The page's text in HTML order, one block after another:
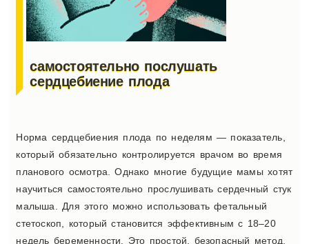
самостоятельно послушать
сердцебиение плода
Норма сердцебиения плода по неделям — показатель,
который обязательно контролируется врачом во время
планового осмотра. Однако многие будущие мамы хотят
научиться самостоятельно прослушивать сердечный стук
малыша. Для этого можно использовать фетальный
стетоскоп, который становится эффективным с 18–20
недель беременности. Это простой, безопасный метод,